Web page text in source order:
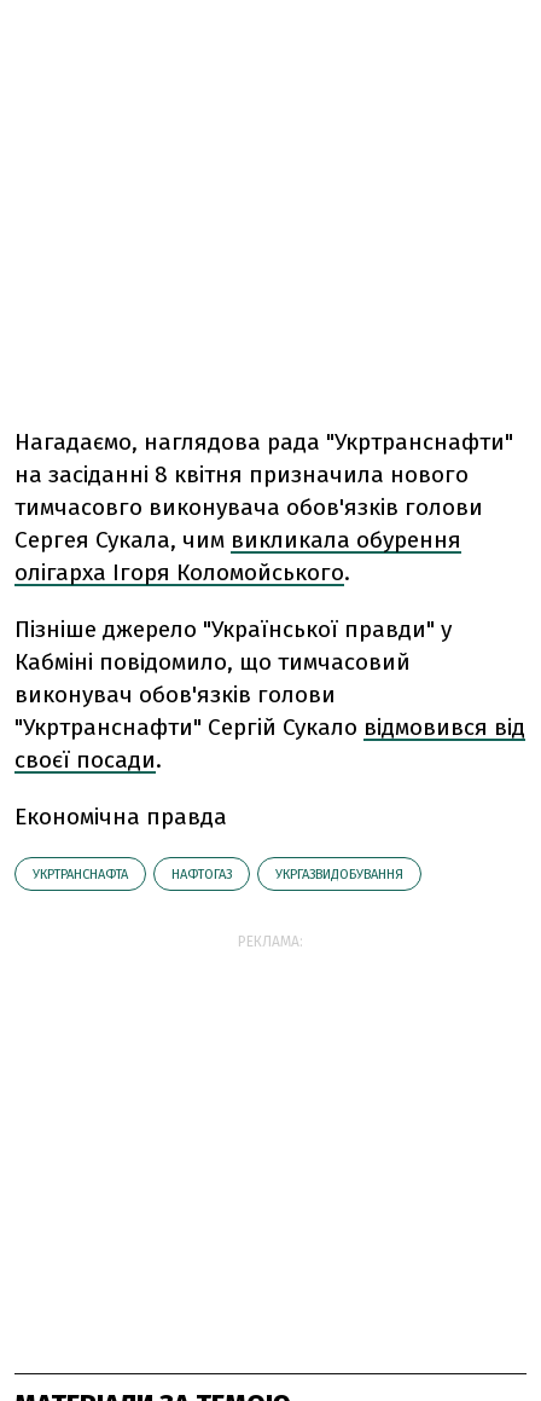
Нагадаємо, наглядова рада "Укртранснафти"
на засіданні 8 квітня призначила нового
тимчасовго виконувача обов'язків голови
Сергея Сукала, чим викликала обурення
олігарха Ігоря Коломойського.
Пізніше джерело "Української правди" у
Кабміні повідомило, що тимчасовий
виконувач обов'язків голови
"Укртранснафти" Сергій Сукало відмовився від
своєї посади.
Економічна правда
УКРТРАНСНАФТА НАФТОГАЗ УКРГАЗВИДОБУВАННЯ
РЕКЛАМА: